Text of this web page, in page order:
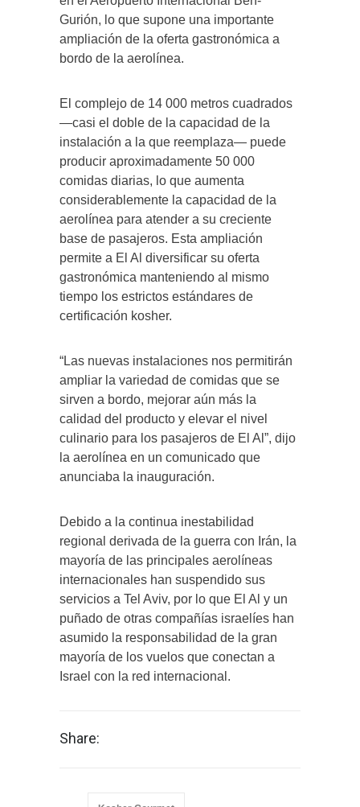
Gurión, lo que supone una importante
ampliación de la oferta gastronómica a
bordo de la aerolínea.
El complejo de 14 000 metros cuadrados
—casi el doble de la capacidad de la
instalación a la que reemplaza— puede
producir aproximadamente 50 000
comidas diarias, lo que aumenta
considerablemente la capacidad de la
aerolínea para atender a su creciente
base de pasajeros. Esta ampliación
permite a El Al diversificar su oferta
gastronómica manteniendo al mismo
tiempo los estrictos estándares de
certificación kosher.
“Las nuevas instalaciones nos permitirán
ampliar la variedad de comidas que se
sirven a bordo, mejorar aún más la
calidad del producto y elevar el nivel
culinario para los pasajeros de El Al”, dijo
la aerolínea en un comunicado que
anunciaba la inauguración.
Debido a la continua inestabilidad
regional derivada de la guerra con Irán, la
mayoría de las principales aerolíneas
internacionales han suspendido sus
servicios a Tel Aviv, por lo que El Al y un
puñado de otras compañías israelíes han
asumido la responsabilidad de la gran
mayoría de los vuelos que conectan a
Israel con la red internacional.
Share: